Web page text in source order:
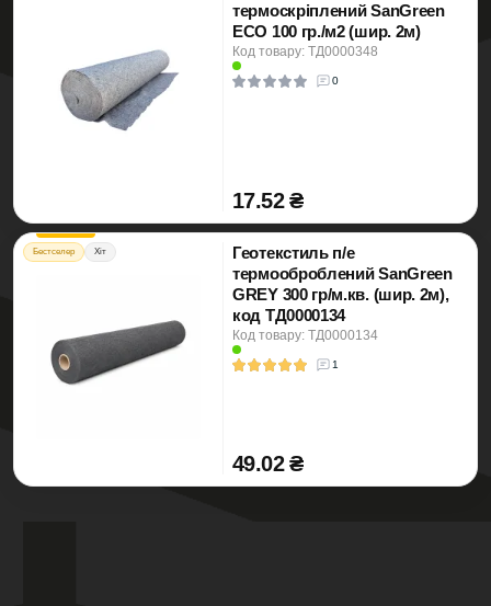
термоскріплений SanGreen
ECO 100 гр./м2 (шир. 2м)
Код товару: ТД0000348
0
17.52 ₴
Бестселер Хіт
Геотекстиль п/е
термооброблений SanGreen
GREY 300 гр/м.кв. (шир. 2м),
код ТД0000134
Код товару: ТД0000134
1
49.02 ₴